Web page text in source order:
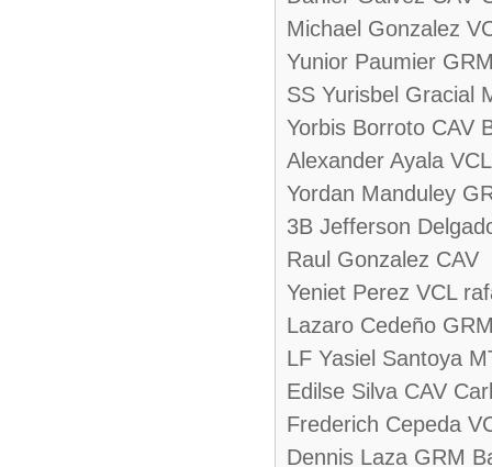
Michael Gonzalez
Yunior Paumier
SS Yurisbel Gracial
Yorbis Borroto CAV
Alexander Ayala
Yordan Manduley
3B Jefferson
Raul Gonzalez CAV
Yeniet Perez VCL
Lazaro Cedeño
LF Yasiel Santoya
Edilse Silva CAV
Frederich Cepeda
Dennis Laza GRM